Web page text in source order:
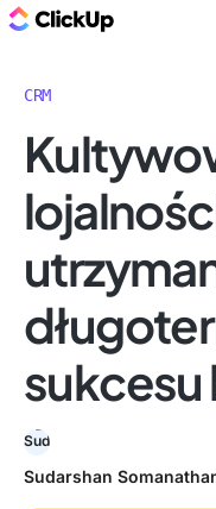
CRM
Sudarshan